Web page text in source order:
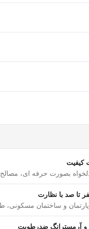
تخصصی تری کار را
به صورت تخصصی
ای و کاربلد می آید:
اشتباهی نمی کند
کار را از کمترین
کیفیت
بصورت حرفه ای،
تا صد با نظارت
و ساختمان مسکونی،